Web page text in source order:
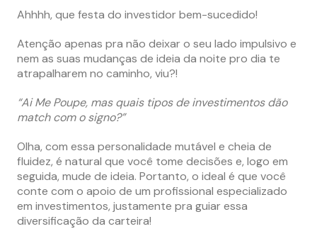
Ahhhh, que festa do investidor bem-sucedido!
Atenção apenas pra não deixar o seu lado impulsivo e
nem as suas mudanças de ideia da noite pro dia te
atrapalharem no caminho, viu?!
“Ai Me Poupe, mas quais tipos de investimentos dão
match com o signo?”
Olha, com essa personalidade mutável e cheia de
fluidez, é natural que você tome decisões e, logo em
seguida, mude de ideia. Portanto, o ideal é que você
conte com o apoio de um profissional especializado
em investimentos, justamente pra guiar essa
diversificação da carteira!